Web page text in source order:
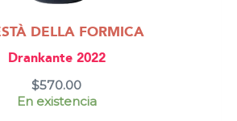
DELLA FORMICA
Drankante 2022
$570.00
En existencia